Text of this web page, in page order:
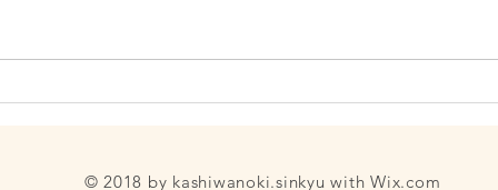
© 2018 by kashiwanoki.sinkyu withWix.com